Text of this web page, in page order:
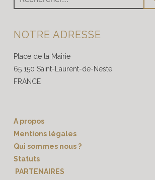
NOTRE ADRESSE
Place de la Mairie
65 150 Saint-Laurent-de-Neste
FRANCE
A propos
Mentions légales
Qui sommes nous ?
Statuts
PARTENAIRES